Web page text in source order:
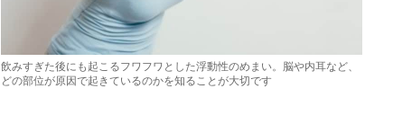
飲みすぎた後にも起こるフワフワとした浮動性のめまい。脳や内耳など、
どの部位が原因で起きているのかを知ることが大切です